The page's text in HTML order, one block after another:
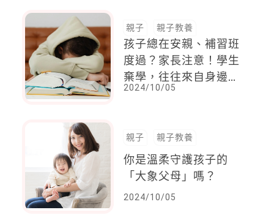
親子 親子教養
孩子總在安親、補習班
度過？家長注意！學生
棄學，往往來自身邊在
乎的人永遠看不到他的
2024/10/05
親子 親子教養
你是溫柔守護孩子的
「大象父母」嗎？
2024/10/05